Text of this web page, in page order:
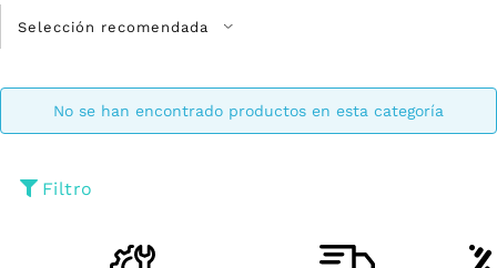
No se han encontrado productos en esta categoría
Filtro